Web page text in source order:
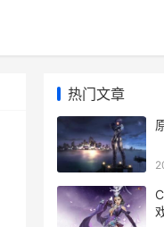
热门文章